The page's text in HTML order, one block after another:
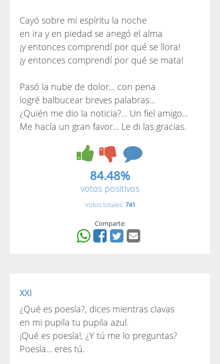
Cayó sobre mi espíritu la noche
en ira y en piedad se anegó el alma
¡y entonces comprendí por qué se llora!
¡y entonces comprendí por qué se mata!
Pasó la nube de dolor... con pena
logré balbucear breves palabras...
¿Quién me dio la noticia?... Un fiel amigo...
Me hacía un gran favor... Le di las gracias.
84.48%
votos positivos
Votos totales: 741
Comparte:
XXI
¿Qué es poesía?, dices mientras clavas
en mi pupila tu pupila azul.
¡Qué es poesía!, ¿Y tú me lo preguntas?
Poesía... eres tú.